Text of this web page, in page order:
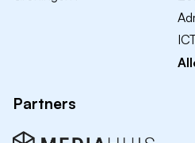
In het bezit van rijbewijs B;
Starter of enkele jaren
Partners